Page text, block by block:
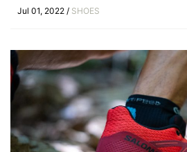
Jul 01, 2022 / SHOES